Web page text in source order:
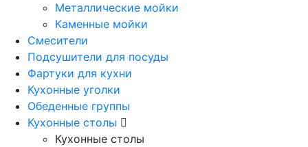
Металлические мойки
Каменные мойки
Смесители
Подсушители для посуды
Фартуки для кухни
Кухонные уголки
Обеденные группы
Кухонные столы
Кухонные столы